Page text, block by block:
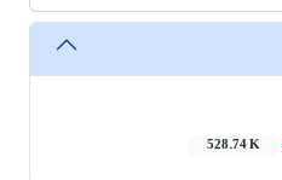
528.74 K